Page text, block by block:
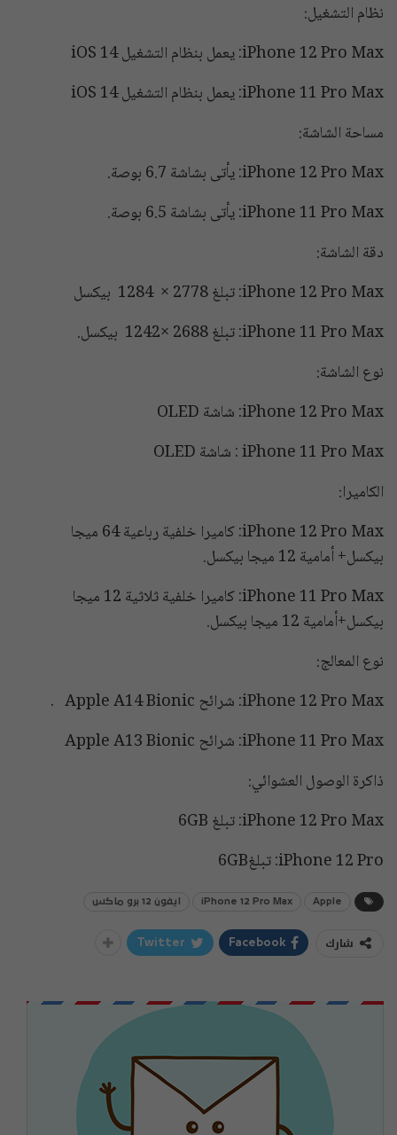
نظام التشغيل:
iPhone 12 Pro Max: يعمل بنظام التشغيل iOS 14
iPhone 11 Pro Max: يعمل بنظام التشغيل iOS 14
مساحة الشاشة:
iPhone 12 Pro Max: يأتى بشاشة 6.7 بوصة.
iPhone 11 Pro Max: يأتى بشاشة 6.5 بوصة.
دقة الشاشة:
iPhone 12 Pro Max: تبلغ 2778 × 1284 بيكسل
iPhone 11 Pro Max: تبلغ 2688 ×1242 بيكسل.
نوع الشاشة:
iPhone 12 Pro Max: شاشة OLED
iPhone 11 Pro Max : شاشة OLED
الكاميرا:
iPhone 12 Pro Max: كاميرا خلفية رباعية 64 ميجا
بيكسل+ أمامية 12 ميجا بيكسل.
iPhone 11 Pro Max: كاميرا خلفية ثلاثية 12 ميجا
بيكسل+أمامية 12 ميجا بيكسل.
نوع المعالج:
iPhone 12 Pro Max: شرائح Apple A14 Bionic .
iPhone 11 Pro Max: شرائح Apple A13 Bionic
ذاكرة الوصول العشوائي:
iPhone 12 Pro Max: تبلغ 6GB
iPhone 12 Pro: تبلغ6GB
Apple
iPhone 12 Pro Max ايفون 12 برو ماكس
شارك Facebook
Twitter